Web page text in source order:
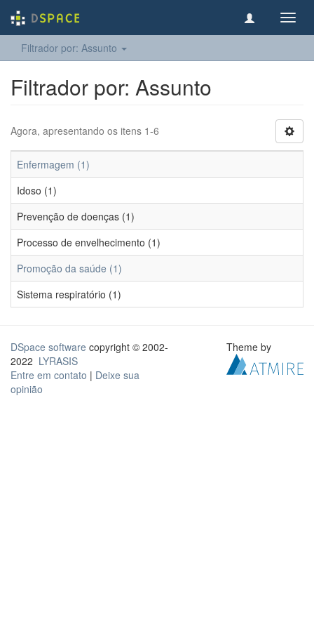
Filtrador por: Assunto
Filtrador por: Assunto
Agora, apresentando os itens 1-6
Enfermagem (1)
Idoso (1)
Prevenção de doenças (1)
Processo de envelhecimento (1)
Promoção da saúde (1)
Sistema respiratório (1)
DSpace software copyright © 2002-
2022 LYRASIS
Entre em contato | Deixe sua
opinião
Theme by